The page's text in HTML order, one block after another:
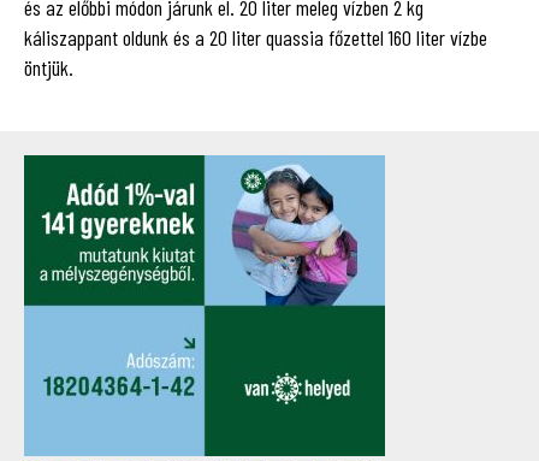
és az előbbi módon járunk el. 20 liter meleg vízben 2 kg
káliszappant oldunk és a 20 liter quassia főzettel 160 liter vízbe
öntjük.